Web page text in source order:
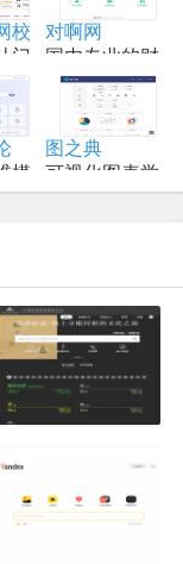
/网
。
内容,适合具备
一定编程和深
学习者。
校
门
注
训
级
试
对啊网
国内专业的财
经财会会计类
职业教育分班
直播网校
模
法
图之典
可视化图表学
习网站